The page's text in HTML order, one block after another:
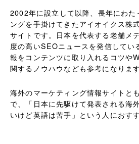
2002年に設立して以降、長年にわた
ングを手掛けてきたアイオイクス株
サイトです。日本を代表する老舗メ
度の高いSEOニュースを発信してい
報をコンテンツに取り入れるコツや
関するノウハウなども参考になります
海外のマーケティング情報サイトと
で、「日本に先駆けて発表される海
いけど英語は苦手」という人におすす